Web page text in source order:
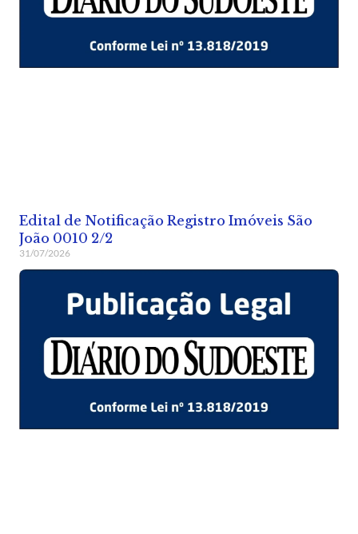
Edital de Notificação Registro Imóveis São
João 0010 2/2
31/07/2026